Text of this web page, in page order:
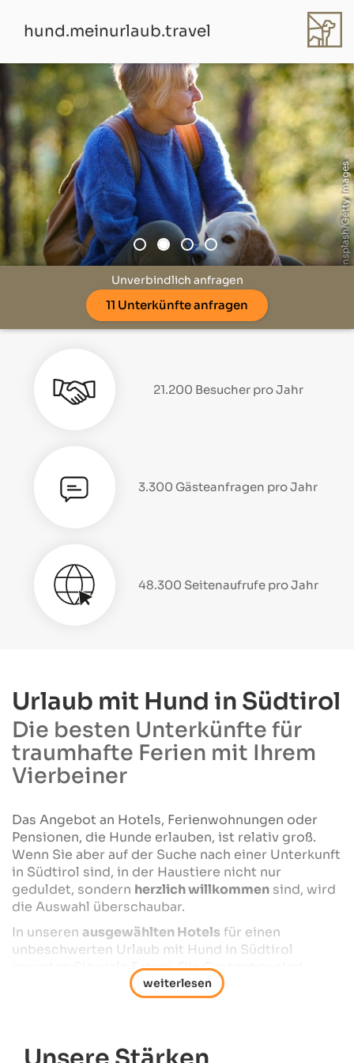
hund.meinurlaub.travel
© Unsplash/Getty Images
Unverbindlich anfragen
11 Unterkünfte anfragen
21.200 Besucher pro Jahr
3.300 Gästeanfragen pro Jahr
48.300 Seitenaufrufe pro Jahr
Urlaub mit Hund in Südtirol
Die besten Unterkünfte für
traumhafte Ferien mit Ihrem
Vierbeiner
Das Angebot an Hotels, Ferienwohnungen oder
Pensionen, die Hunde erlauben, ist relativ groß.
Wenn Sie aber auf der Suche nach einer Unterkunft
in Südtirol sind, in der Haustiere nicht nur
geduldet, sondern herzlich willkommen sind, wird
die Auswahl überschaubar.
In unseren ausgewählten Hotels für einen
unbeschwerten Urlaub mit Hund in Südtirol
erwarten Sie viele Extras. Die Gastgeber sind
selbst Hundehalter oder leidenschaftliche
Tierfreunde. Sie geben Ihnen wertvolle